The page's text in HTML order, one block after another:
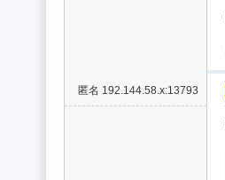
匿名 192.144.58.x:13793